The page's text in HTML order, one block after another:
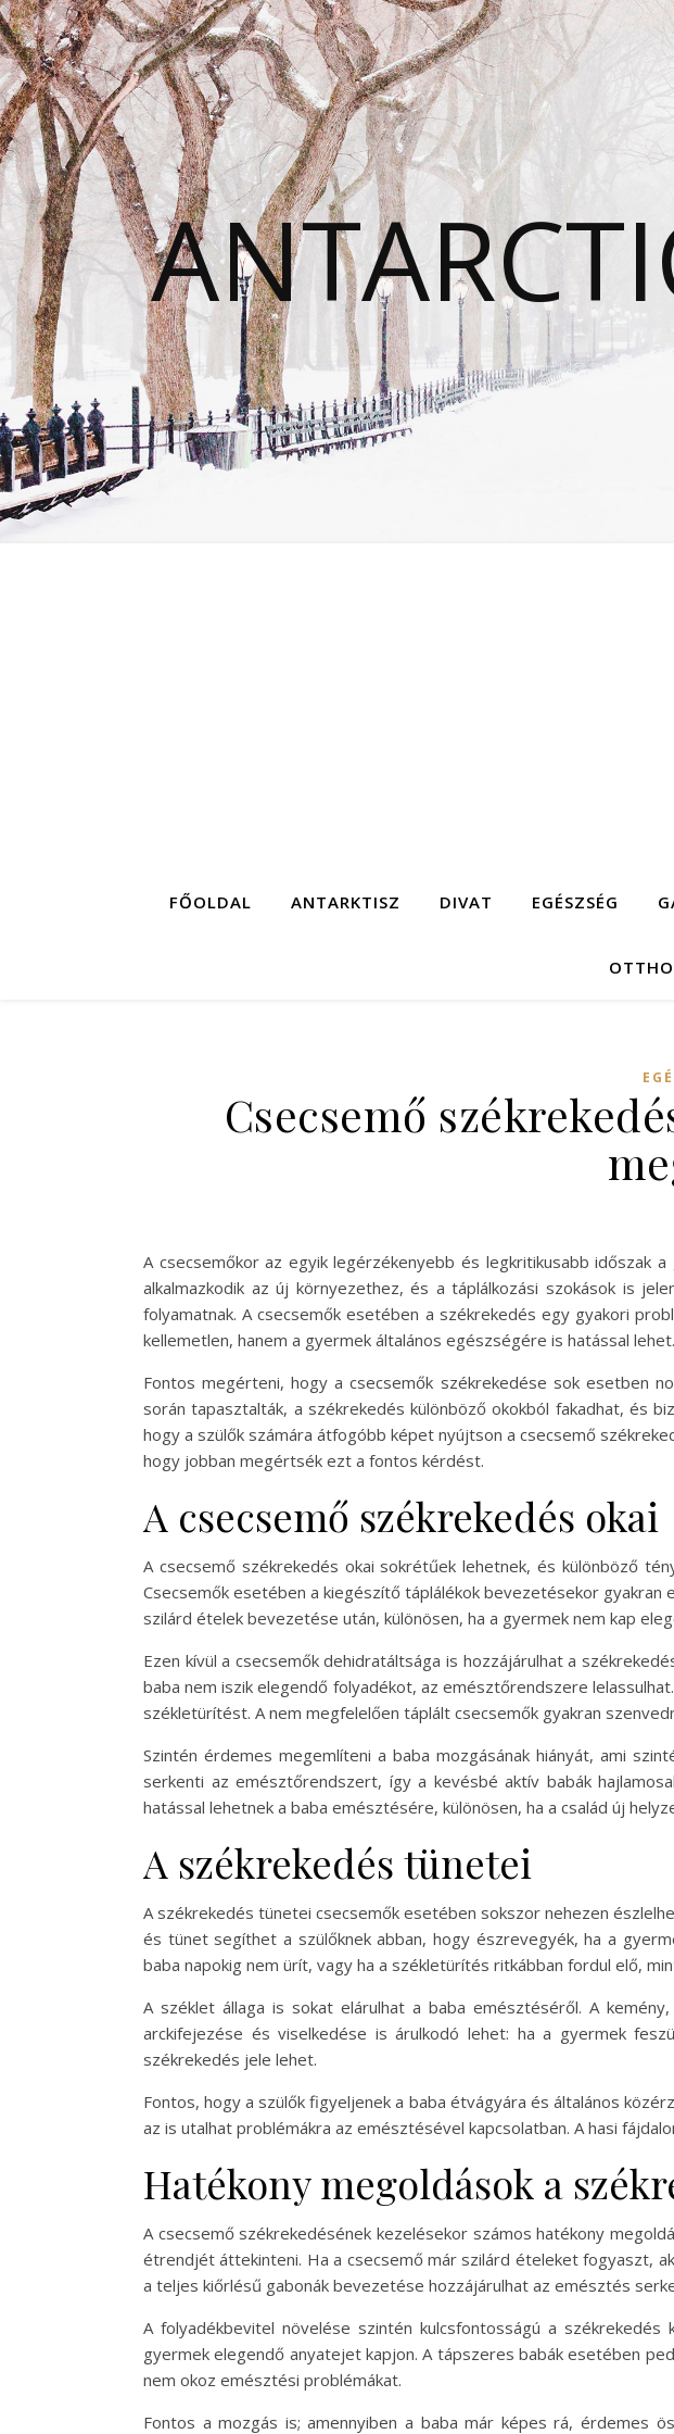
FŐOLDAL ANTARKTISZ DIVAT EGÉSZSÉG
Csecsemő
A csecsemőkor az egyik legérzékenyebb és legkritikusabb időszak
alkalmazkodik az új környezethez, és a táplálkozási szokások is
folyamatnak. A csecsemők esetében a székrekedés egy gyakori
kellemetlen, hanem a gyermek általános egészségére is hatással lehet.
Fontos megérteni, hogy a csecsemők székrekedése sok esetben
során tapasztalták, a székrekedés különböző okokból fakadhat, és
hogy a szülők számára átfogóbb képet nyújtson a csecsemő
hogy jobban megértsék ezt a fontos kérdést.
A csecsemő székrekedés okai
A csecsemő székrekedés okai sokrétűek lehetnek, és különböző
Csecsemők esetében a kiegészítő táplálékok bevezetésekor
szilárd ételek bevezetése után, különösen, ha a gyermek nem kap
Ezen kívül a csecsemők dehidratáltsága is hozzájárulhat a
baba nem iszik elegendő folyadékot, az emésztőrendszere
székletürítést. A nem megfelelően táplált csecsemők gyakran
Szintén érdemes megemlíteni a baba mozgásának hiányát, ami
serkenti az emésztőrendszert, így a kevésbé aktív babák
hatással lehetnek a baba emésztésére, különösen, ha a család új
A székrekedés tünetei
A székrekedés tünetei csecsemők esetében sokszor nehezen
és tünet segíthet a szülőknek abban, hogy észrevegyék, ha a
baba napokig nem ürít, vagy ha a székletürítés ritkábban fordul elő,
A széklet állaga is sokat elárulhat a baba emésztéséről. A
arckifejezése és viselkedése is árulkodó lehet: ha a gyermek
székrekedés jele lehet.
Fontos, hogy a szülők figyeljenek a baba étvágyára és általános
az is utalhat problémákra az emésztésével kapcsolatban. A hasi
Hatékony megoldások a
A csecsemő székrekedésének kezelésekor számos hatékony
étrendjét áttekinteni. Ha a csecsemő már szilárd ételeket fogyaszt,
a teljes kiőrlésű gabonák bevezetése hozzájárulhat az emésztés
A folyadékbevitel növelése szintén kulcsfontosságú a
gyermek elegendő anyatejet kapjon. A tápszeres babák esetében
nem okoz emésztési problémákat.
Fontos a mozgás is; amennyiben a baba már képes rá, érdemes